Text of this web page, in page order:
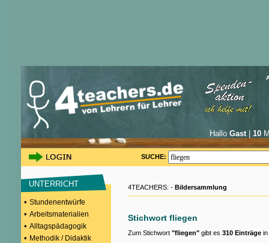
Hallo Gast| 10
SUCHE:
UNTERRICHT
• Stundenentwürfe
• Arbeitsmaterialien
• Alltagspädagogik
• Methodik / Didaktik
4TEACHERS: - Bildersammlung
Stichwort fliegen
Zum Stichwort "fliegen" gibt es 310 Einträge in